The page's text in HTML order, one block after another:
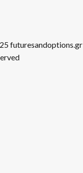
futuresandoptions.gr